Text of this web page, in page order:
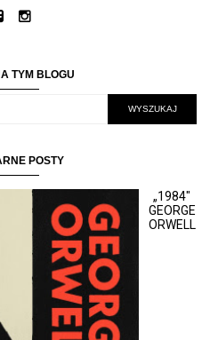
TYM BLOGU
POSTY
„1984"
GEORGE
ORWELL